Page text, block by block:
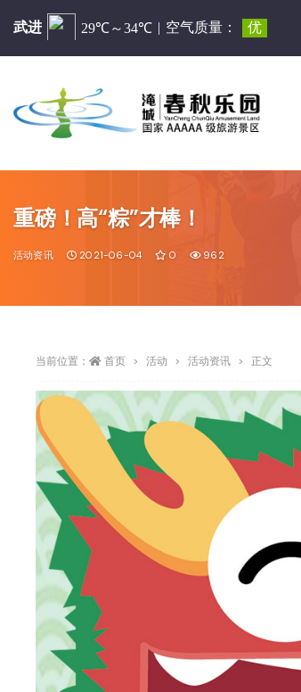
重磅！高“粽”才棒！
活动资讯 2021-06-04 0 962
当前位置： 首页 活动 活动资讯 正文